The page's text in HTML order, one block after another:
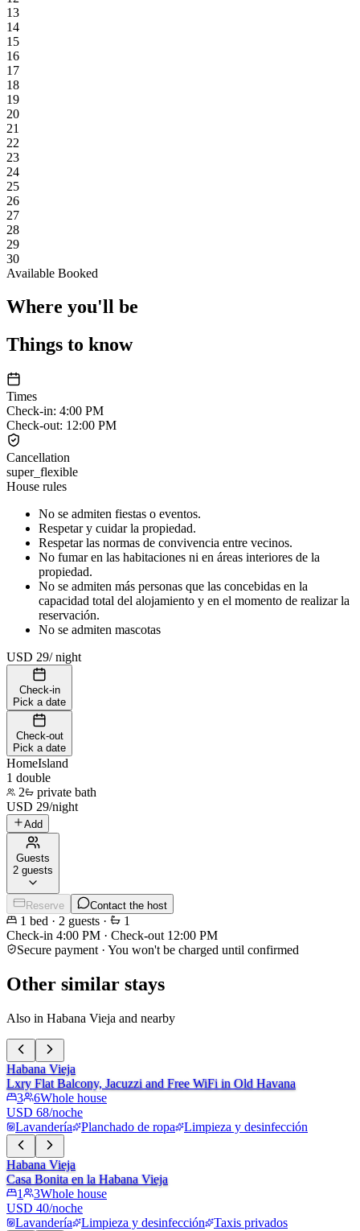
13
14
15
16
17
18
19
20
21
22
23
24
25
26
27
28
29
30
Available Booked
Where you'll be
Things to know
Times
Check-in: 4:00 PM
Check-out: 12:00 PM
Cancellation
super_flexible
House rules
No se admiten fiestas o eventos.
Respetar y cuidar la propiedad.
Respetar las normas de convivencia entre vecinos.
No fumar en las habitaciones ni en áreas interiores de la
propiedad.
No se admiten más personas que las concebidas en la
capacidad total del alojamiento y en el momento de realizar la
reservación.
No se admiten mascotas
USD 29/night
Check-in
Pick a date
Check-out
Pick a date
HomeIsland
1 double
2
private bath
USD 29/night
Add
Guests
2 guests
Reserve Contact the host
1 bed · 2 guests ·
1
Check-in 4:00 PM · Check-out 12:00 PM
Secure payment · You won't be charged until confirmed
Other similar stays
Also in Habana Vieja and nearby
Habana Vieja
Lxry Flat Balcony, Jacuzzi and Free WiFi in Old Havana
3
6Whole house
USD 68/noche
Lavandería
Planchado de ropa Limpieza y desinfección
Habana Vieja
Casa Bonita en la Habana Vieja
1
3Whole house
USD 40/noche
Lavandería
Limpieza y desinfección Taxis privados